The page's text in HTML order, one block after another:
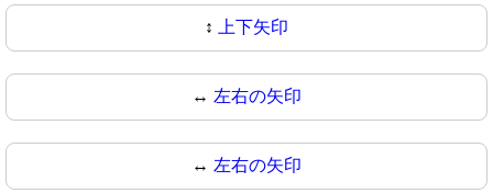
↕ 上下矢印
↔️ 左右の矢印
↔ 左右の矢印